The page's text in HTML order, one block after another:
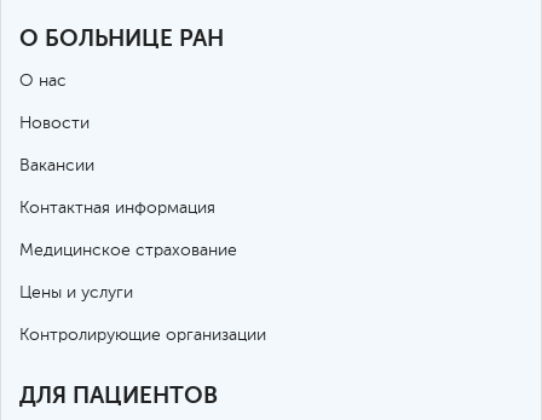
О БОЛЬНИЦЕ РАН
О нас
Новости
Вакансии
Контактная информация
Медицинское страхование
Цены и услуги
Контролирующие организации
ДЛЯ ПАЦИЕНТОВ